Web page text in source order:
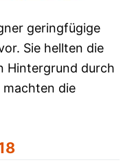
geringfügige
Sie hellten die
Hintergrund durch
machten die